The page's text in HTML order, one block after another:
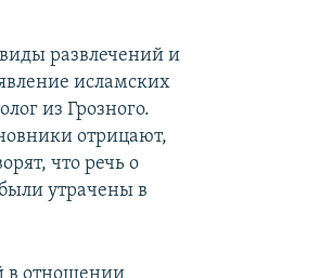
развлечений и
исламских
из Грозного.
отрицают,
что речь о
утрачены в